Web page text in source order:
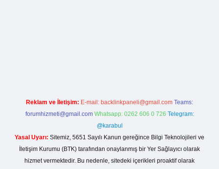
Reklam ve İletişim: E-mail: backlinkpaneli@gmail.com Teams:
forumhizmeti@gmail.com Whatsapp: 0262 606 0 726 Telegram:
@karabul
Yasal Uyarı: Sitemiz, 5651 Sayılı Kanun gereğince Bilgi Teknolojileri ve
İletişim Kurumu (BTK) tarafından onaylanmış bir Yer Sağlayıcı olarak
hizmet vermektedir. Bu nedenle, sitedeki içerikleri proaktif olarak